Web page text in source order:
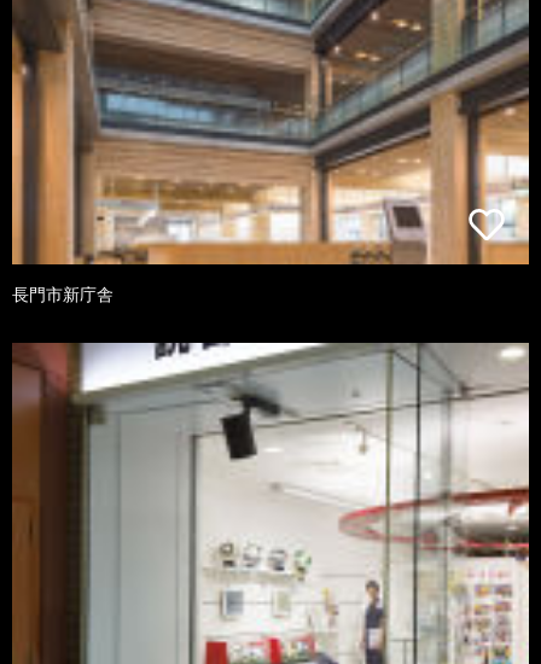
長門市新庁舎